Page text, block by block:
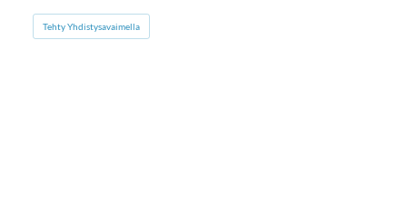
Tehty Yhdistysavaimella